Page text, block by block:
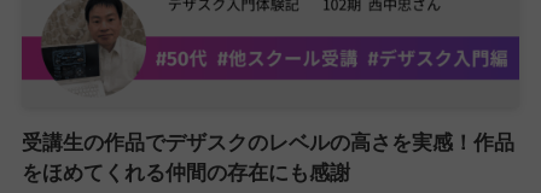
受講生の作品でデザスクのレベルの高さを実感！作品
をほめてくれる仲間の存在にも感謝